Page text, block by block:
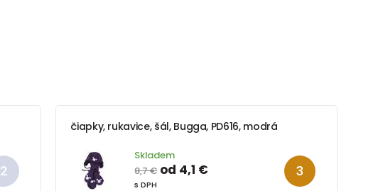
čiapky, rukavice, šál, Bugga, PD616, modrá
Skladem
8,7 € od 4,1 €
s DPH